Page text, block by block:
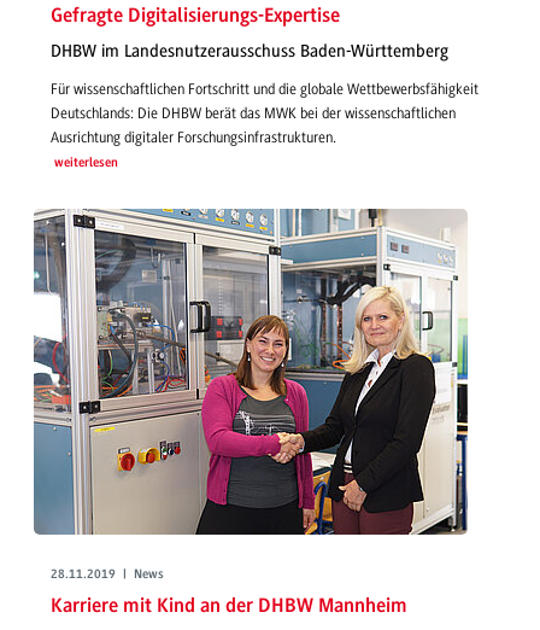
Gefragte Digitalisierungs-Expertise
DHBW im Landesnutzerausschuss Baden-Württemberg
Für wissenschaftlichen Fortschritt und die globale Wettbewerbsfähigkeit
Deutschlands: Die DHBW berät das MWK bei der wissenschaftlichen
Ausrichtung digitaler Forschungsinfrastrukturen.
weiterlesen
28.11.2019 | News
Karriere mit Kind an der DHBW Mannheim